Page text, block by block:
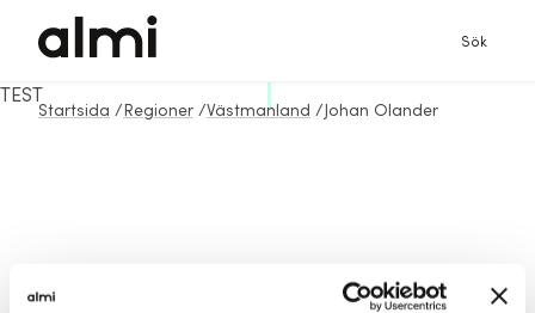
Sök
Startsida / Regioner /Västmanland / Johan Olander
TEST